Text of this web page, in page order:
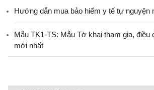
Hướng dẫn mua bảo hiểm y tế tự nguyện
Mẫu TK1-TS: Mẫu Tờ khai tham gia, điều
mới nhất